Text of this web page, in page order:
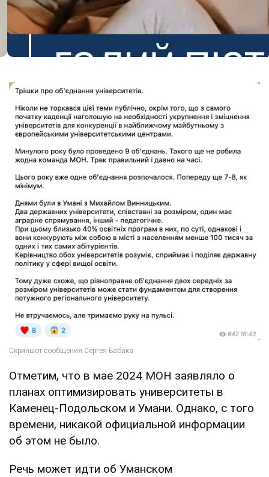
Отметим, что в мае 2024 МОН заявляло о
планах оптимизировать университеты в
Каменец-Подольском и Умани. Однако, с того
времени, никакой официальной информации
об этом не было.
Речь может идти об Уманском